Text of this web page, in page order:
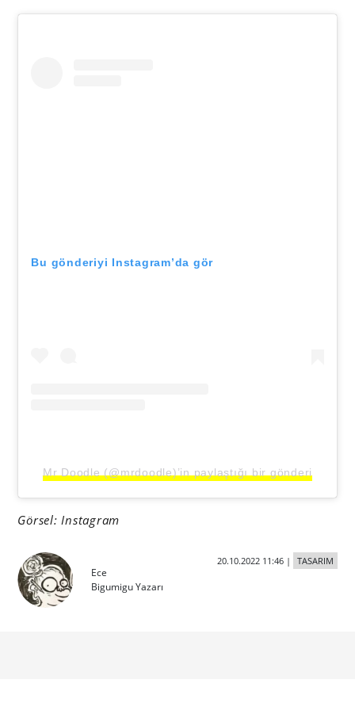
Bu gönderiyi Instagram’da gör
Mr Doodle (@mrdoodle)’in paylaştığı bir gönderi
Görsel: Instagram
Ece
Bigumigu Yazarı
20.10.2022 11:46| TASARIM